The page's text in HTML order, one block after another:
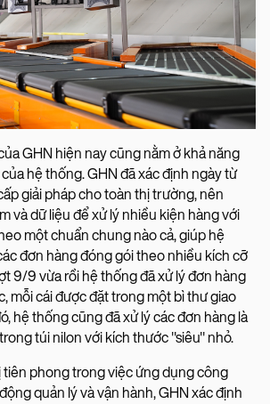
GHN hiện nay cũng nằm ở khả năng
hệ thống. GHN đã xác định ngày từ
giải pháp cho toàn thị trường, nên
và dữ liệu để xử lý nhiều kiện hàng với
một chuẩn chung nào cả, giúp hệ
đơn hàng đóng gói theo nhiều kích cỡ
9/9 vừa rồi hệ thống đã xử lý đơn hàng
mỗi cái được đặt trong một bì thư giao
hệ thống cũng đã xử lý các đơn hàng là
túi nilon với kích thước "siêu" nhỏ.
tiên phong trong việc ứng dụng công
quản lý và vận hành, GHN xác định